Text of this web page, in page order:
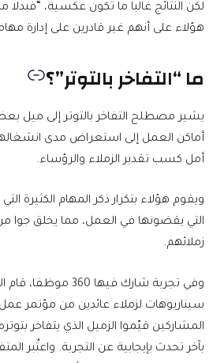
لكن النتائج غالبا ما تكون عكسية، “فبدلا
هؤلاء على أنهم غير قادرين على إدارة
ما “التفاخر بالتوتر”؟
يشير مصطلح التفاخر بالتوتر إلى ميل
أماكن العمل إلى استعراض مدى
أمل كسب تقدير الزملاء والرؤساء.
ويقوم هؤلاء بتكرار ذكر المهام الكثيرة
التي يقضونها في العمل، مما يخلق جوا من
زملائهم.
وفي تجربة شارك فيها
سيناريوهات لزملاء عائدين من مؤتمر
المشاركين قيّموا الزميل الذي يتفاخر
بآخر تحدث بإيجابية عن التجربة. واعتُبر